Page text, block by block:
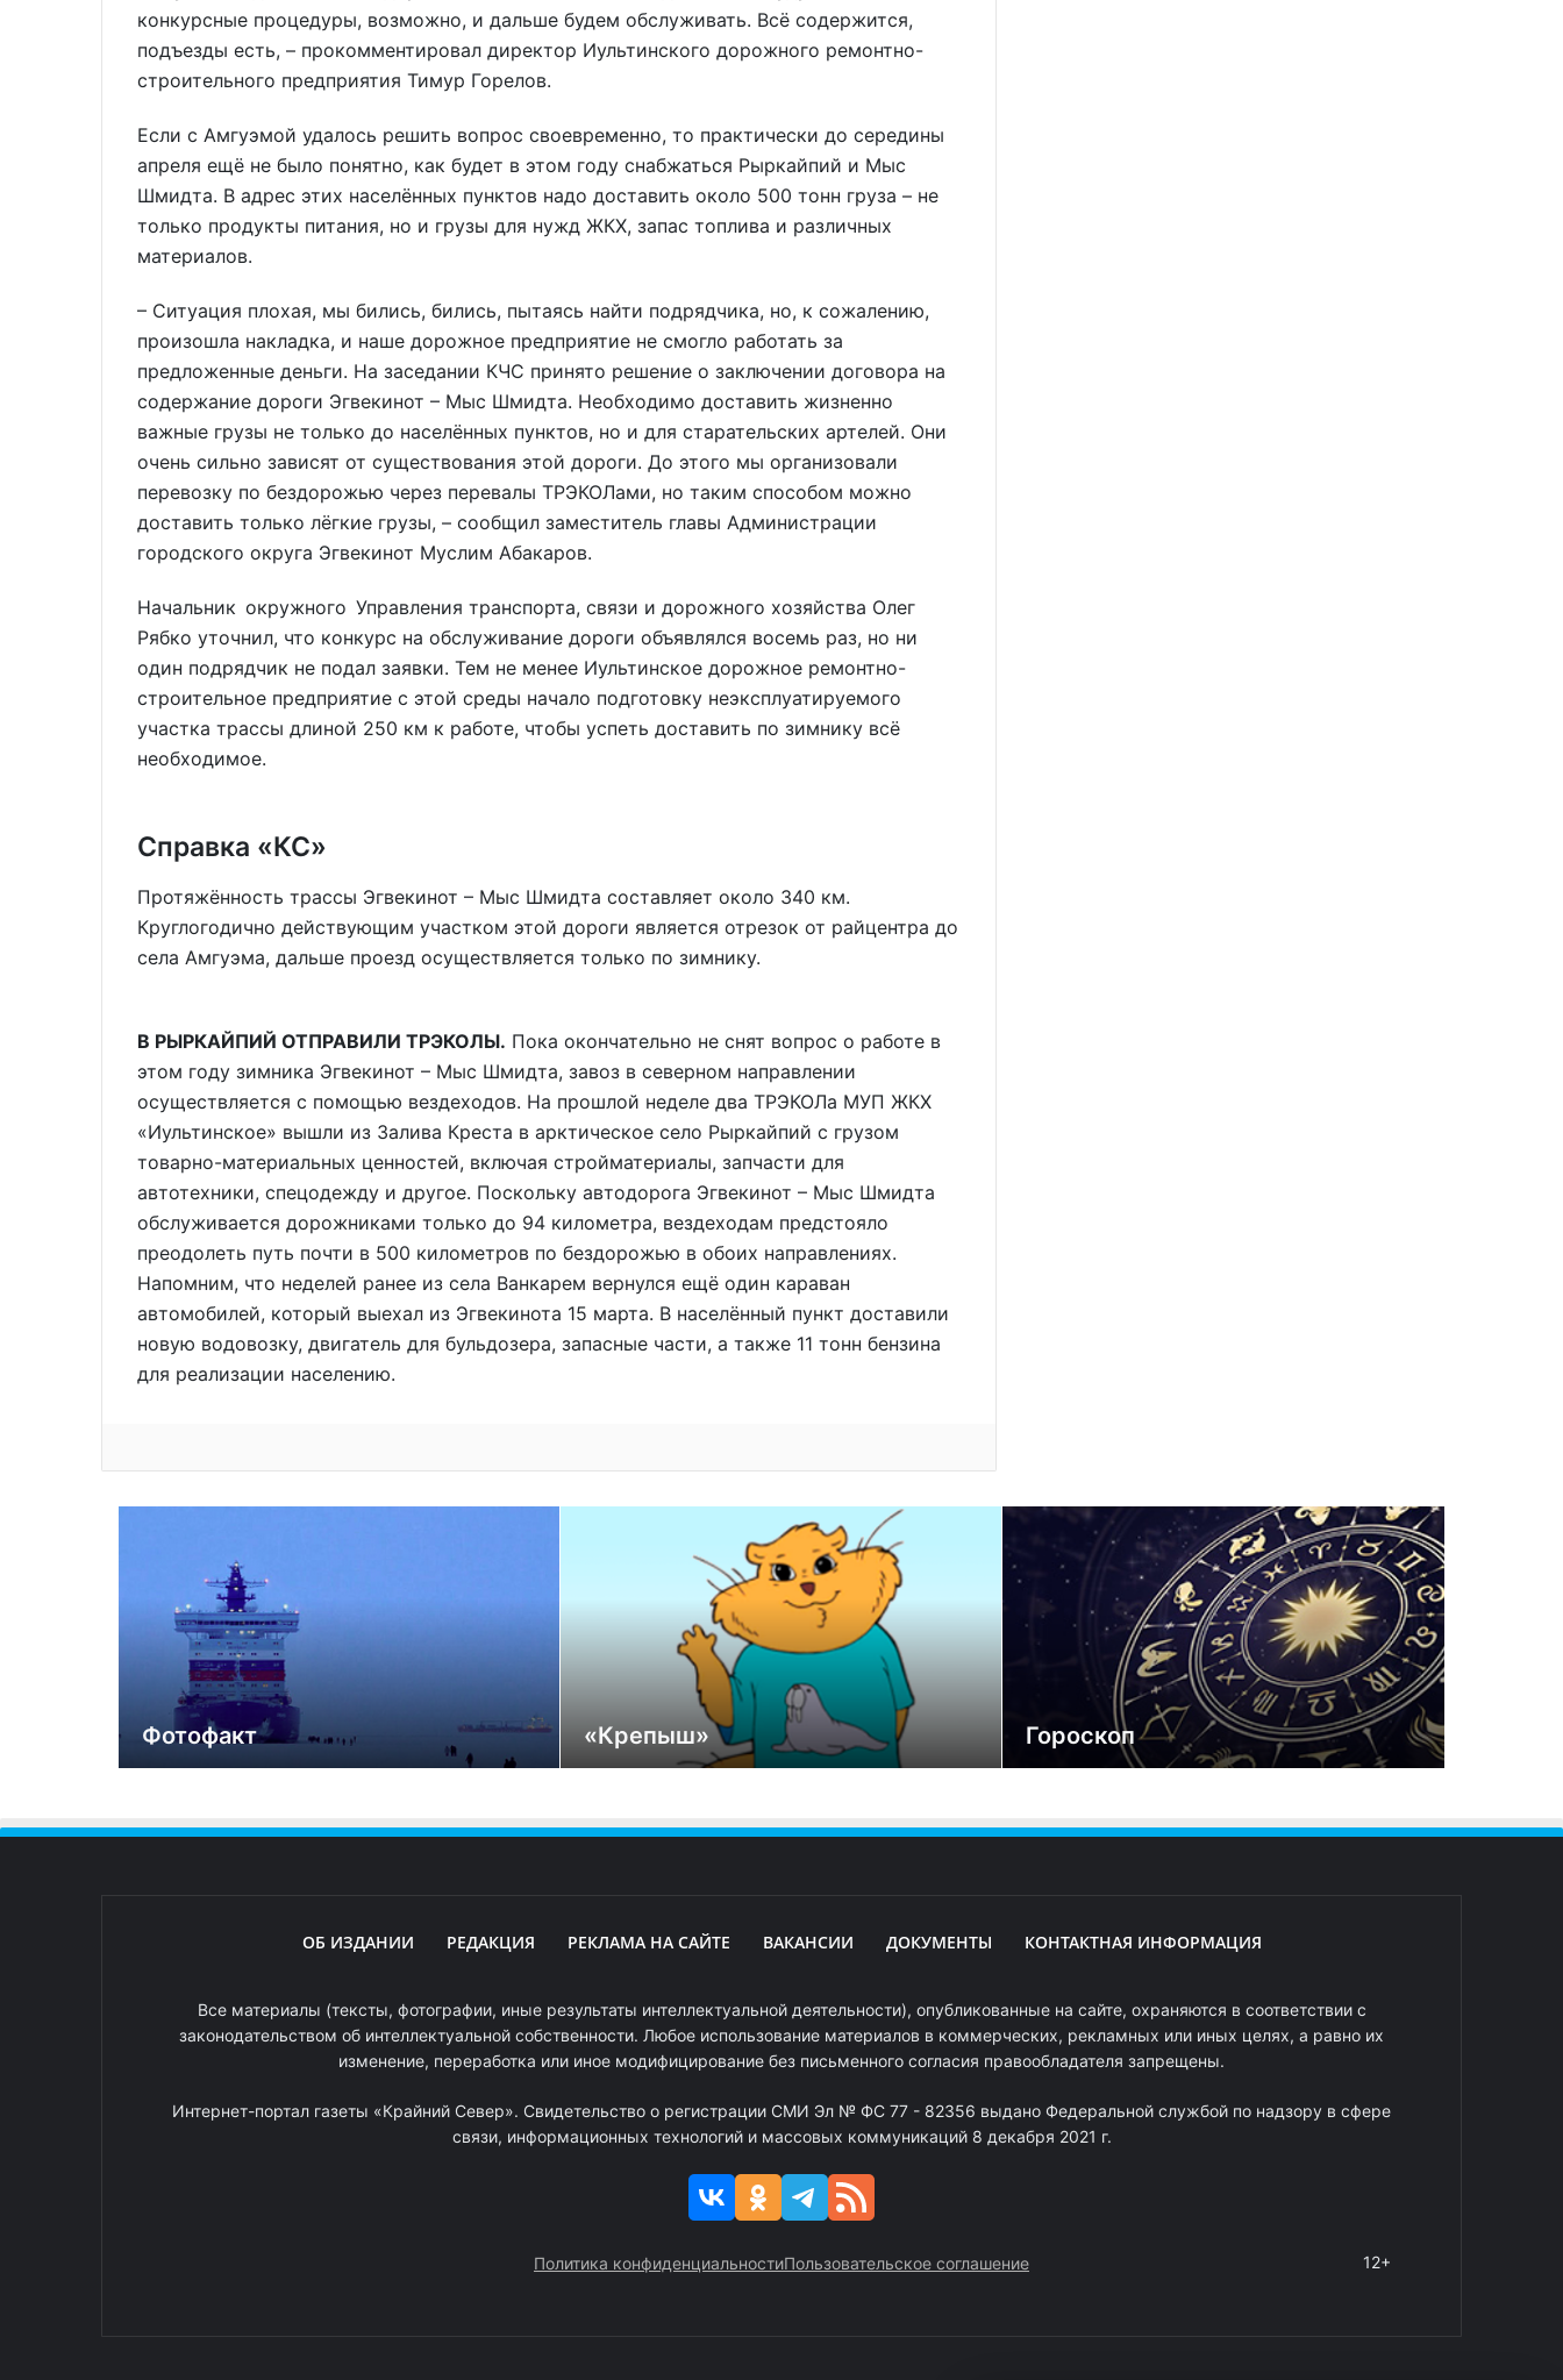
конкурсные процедуры, возможно, и дальше будем обслуживать. Всё содержится,
подъезды есть, – прокомментировал директор Иультинского дорожного ремонтно-
строительного предприятия Тимур Горелов.
Если с Амгуэмой удалось решить вопрос своевременно, то практически до середины
апреля ещё не было понятно, как будет в этом году снабжаться Рыркайпий и Мыс
Шмидта. В адрес этих населённых пунктов надо доставить около 500 тонн груза – не
только продукты питания, но и грузы для нужд ЖКХ, запас топлива и различных
материалов.
– Ситуация плохая, мы бились, бились, пытаясь найти подрядчика, но, к сожалению,
произошла накладка, и наше дорожное предприятие не смогло работать за
предложенные деньги. На заседании КЧС принято решение о заключении договора на
содержание дороги Эгвекинот – Мыс Шмидта. Необходимо доставить жизненно
важные грузы не только до населённых пунктов, но и для старательских артелей. Они
очень сильно зависят от существования этой дороги. До этого мы организовали
перевозку по бездорожью через перевалы ТРЭКОЛами, но таким способом можно
доставить только лёгкие грузы, – сообщил заместитель главы Администрации
городского округа Эгвекинот Муслим Абакаров.
Начальник окружного Управления транспорта, связи и дорожного хозяйства Олег
Рябко уточнил, что конкурс на обслуживание дороги объявлялся восемь раз, но ни
один подрядчик не подал заявки. Тем не менее Иультинское дорожное ремонтно-
строительное предприятие с этой среды начало подготовку неэксплуатируемого
участка трассы длиной 250 км к работе, чтобы успеть доставить по зимнику всё
необходимое.
Справка «КС»
Протяжённость трассы Эгвекинот – Мыс Шмидта составляет около 340 км.
Круглогодично действующим участком этой дороги является отрезок от райцентра до
села Амгуэма, дальше проезд осуществляется только по зимнику.
В РЫРКАЙПИЙ ОТПРАВИЛИ ТРЭКОЛЫ. Пока окончательно не снят вопрос о работе в
этом году зимника Эгвекинот – Мыс Шмидта, завоз в северном направлении
осуществляется с помощью вездеходов. На прошлой неделе два ТРЭКОЛа МУП ЖКХ
«Иультинское» вышли из Залива Креста в арктическое село Рыркайпий с грузом
товарно-материальных ценностей, включая стройматериалы, запчасти для
автотехники, спецодежду и другое. Поскольку автодорога Эгвекинот – Мыс Шмидта
обслуживается дорожниками только до 94 километра, вездеходам предстояло
преодолеть путь почти в 500 километров по бездорожью в обоих направлениях.
Напомним, что неделей ранее из села Ванкарем вернулся ещё один караван
автомобилей, который выехал из Эгвекинота 15 марта. В населённый пункт доставили
новую водовозку, двигатель для бульдозера, запасные части, а также 11 тонн бензина
для реализации населению.
Фотофакт «Крепыш» Гороскоп
ОБ ИЗДАНИИ РЕДАКЦИЯ РЕКЛАМА НА САЙТЕ ВАКАНСИИ ДОКУМЕНТЫ КОНТАКТНАЯ ИНФОРМАЦИЯ
Все материалы (тексты, фотографии, иные результаты интеллектуальной деятельности), опубликованные на сайте, охраняются в соответствии с
законодательством об интеллектуальной собственности. Любое использование материалов в коммерческих, рекламных или иных целях, а равно их
изменение, переработка или иное модифицирование без письменного согласия правообладателя запрещены.
Интернет-портал газеты «Крайний Север». Свидетельство о регистрации СМИ Эл № ФС 77 - 82356 выдано Федеральной службой по надзору в сфере
связи, информационных технологий и массовых коммуникаций 8 декабря 2021 г.
Политика конфиденциальностиПользовательское соглашение 12+